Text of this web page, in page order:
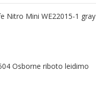
Nitro Mini WE22015-1 gray
Osborne riboto leidimo